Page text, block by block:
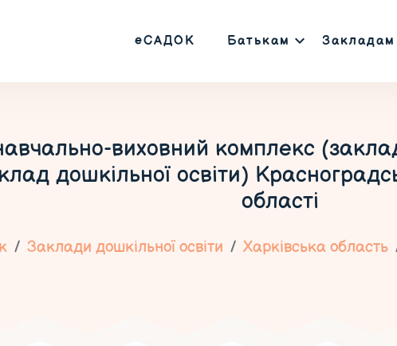
еСАДОК Батькам Закладам
виховний комплекс (заклад
дошкільної освіти)
області
Заклади дошкільної освіти Харківська область